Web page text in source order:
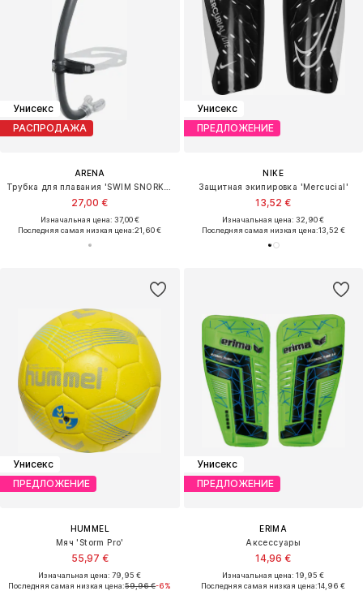
Унисекс
РАСПРОДАЖА
ARENA
27,00 €
Изначальная цена: 37,00 €
Последняя самая низкая цена:21,60 €
Унисекс
ПРЕДЛОЖЕНИЕ
NIKE
Защитная экипировка 'Mercucial'
13,52 €
Изначальная цена: 32,90 €
Последняя самая низкая цена:13,52 €
Унисекс
ПРЕДЛОЖЕНИЕ
HUMMEL
Мяч 'Storm Pro'
55,97 €
Изначальная цена: 79,95 €
Последняя самая низкая цена:59,96 €-6%
Унисекс
ПРЕДЛОЖЕНИЕ
ERIMA
Аксессуары
14,96 €
Изначальная цена: 19,95 €
Последняя самая низкая цена:14,96 €